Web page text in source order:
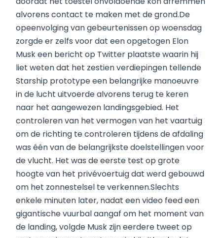
alvorens contact te maken met de grond.De
opeenvolging van gebeurtenissen op woensdag
zorgde er zelfs voor dat een opgetogen Elon
Musk een bericht op Twitter plaatste waarin hij
liet weten dat het zestien verdiepingen tellende
Starship prototype een belangrijke manoeuvre
in de lucht uitvoerde alvorens terug te keren
naar het aangewezen landingsgebied. Het
controleren van het vermogen van het vaartuig
om de richting te controleren tijdens de afdaling
was één van de belangrijkste doelstellingen voor
de vlucht. Het was de eerste test op grote
hoogte van het privévoertuig dat werd gebouwd
om het zonnestelsel te verkennen.Slechts
enkele minuten later, nadat een video feed een
gigantische vuurbal aangaf om het moment van
de landing, volgde Musk zijn eerdere tweet op